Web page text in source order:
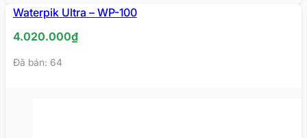
Waterpik Ultra – WP-100
4.020.000₫
Đã bán: 64